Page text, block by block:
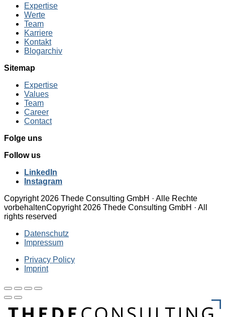
Expertise
Werte
Team
Karriere
Kontakt
Blogarchiv
Sitemap
Expertise
Values
Team
Career
Contact
Folge uns
Follow us
LinkedIn
Instagram
Copyright 2026 Thede Consulting GmbH · Alle Rechte
vorbehaltenCopyright 2026 Thede Consulting GmbH · All
rights reserved
Datenschutz
Impressum
Privacy Policy
Imprint